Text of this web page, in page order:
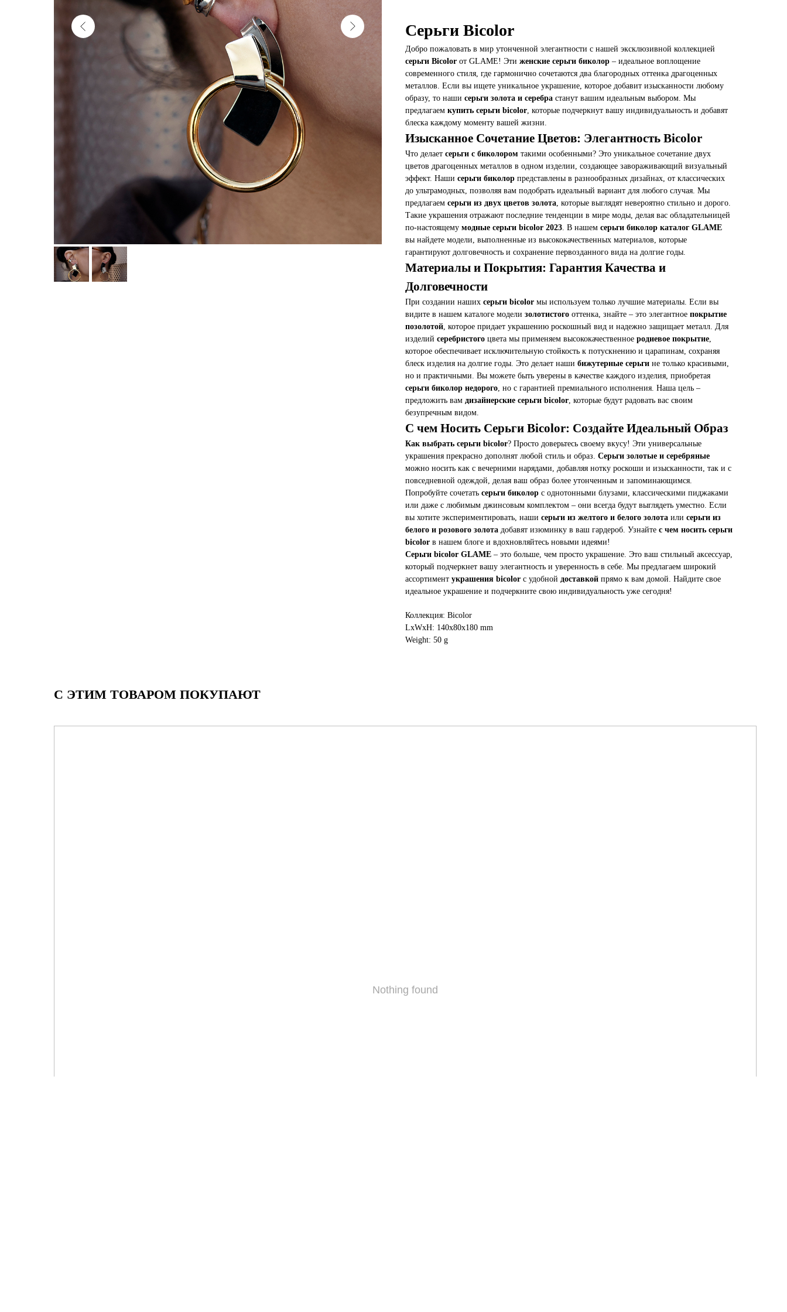
Серьги Bicolor
Добро пожаловать в мир утонченной элегантности с нашей эксклюзивной коллекцией
серьги Bicolor от GLAME! Эти женские серьги биколор – идеальное воплощение
современного стиля, где гармонично сочетаются два благородных оттенка драгоценных
металлов. Если вы ищете уникальное украшение, которое добавит изысканности любому
образу, то наши серьги золота и серебра станут вашим идеальным выбором. Мы
предлагаем купить серьги bicolor, которые подчеркнут вашу индивидуальность и добавят
блеска каждому моменту вашей жизни.
Изысканное Сочетание Цветов: Элегантность Bicolor
Что делает серьги с биколором такими особенными? Это уникальное сочетание двух
цветов драгоценных металлов в одном изделии, создающее завораживающий визуальный
эффект. Наши серьги биколор представлены в разнообразных дизайнах, от классических
до ультрамодных, позволяя вам подобрать идеальный вариант для любого случая. Мы
предлагаем серьги из двух цветов золота, которые выглядят невероятно стильно и дорого.
Такие украшения отражают последние тенденции в мире моды, делая вас обладательницей
по-настоящему модные серьги bicolor 2023. В нашем серьги биколор каталог GLAME
вы найдете модели, выполненные из высококачественных материалов, которые
гарантируют долговечность и сохранение первозданного вида на долгие годы.
Материалы и Покрытия: Гарантия Качества и
Долговечности
При создании наших серьги bicolor мы используем только лучшие материалы. Если вы
видите в нашем каталоге модели золотистого оттенка, знайте – это элегантное покрытие
позолотой, которое придает украшению роскошный вид и надежно защищает металл. Для
изделий серебристого цвета мы применяем высококачественное родиевое покрытие,
которое обеспечивает исключительную стойкость к потускнению и царапинам, сохраняя
блеск изделия на долгие годы. Это делает наши бижутерные серьги не только красивыми,
но и практичными. Вы можете быть уверены в качестве каждого изделия, приобретая
серьги биколор недорого, но с гарантией премиального исполнения. Наша цель –
предложить вам дизайнерские серьги bicolor, которые будут радовать вас своим
безупречным видом.
С чем Носить Серьги Bicolor: Создайте Идеальный Образ
Как выбрать серьги bicolor? Просто доверьтесь своему вкусу! Эти универсальные
украшения прекрасно дополнят любой стиль и образ. Серьги золотые и серебряные
можно носить как с вечерними нарядами, добавляя нотку роскоши и изысканности, так и с
повседневной одеждой, делая ваш образ более утонченным и запоминающимся.
Попробуйте сочетать серьги биколор с однотонными блузами, классическими пиджаками
или даже с любимым джинсовым комплектом – они всегда будут выглядеть уместно. Если
вы хотите экспериментировать, наши серьги из желтого и белого золота или серьги из
белого и розового золота добавят изюминку в ваш гардероб. Узнайте с чем носить серьги
bicolor в нашем блоге и вдохновляйтесь новыми идеями!
Серьги bicolor GLAME – это больше, чем просто украшение. Это ваш стильный аксессуар,
который подчеркнет вашу элегантность и уверенность в себе. Мы предлагаем широкий
ассортимент украшения bicolor с удобной доставкой прямо к вам домой. Найдите свое
идеальное украшение и подчеркните свою индивидуальность уже сегодня!
Коллекция: Bicolor
LxWxH: 140x80x180 mm
Weight: 50 g
С ЭТИМ ТОВАРОМ ПОКУПАЮТ
Nothing found